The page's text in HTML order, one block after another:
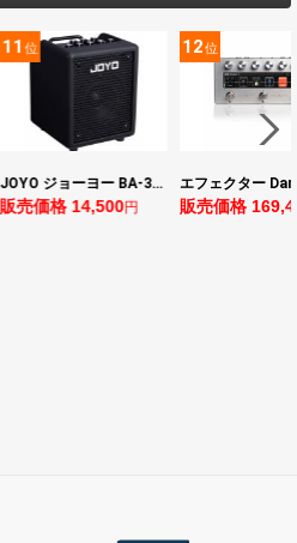
12位
エフェクター Darkglass Electronics Anagram ベースエフェクター プリアンプ ダークグラス アナグラム
販売価格 169,400円
13位
販売価格